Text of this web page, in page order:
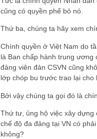
cũng có quyền phế bỏ nó.
Thứ ba, chúng ta hãy xem
Chính quyền ở Việt Nam do
là Ban chấp hành trung ương
đảng viên đản CSVN cũng
lớp chóp bu trước trao lại cho
Bởi vậy chúng ta gọi đó là
Thứ tư, ủng hộ việc xây dựng
chế độ đa đảng tại VN có
không?